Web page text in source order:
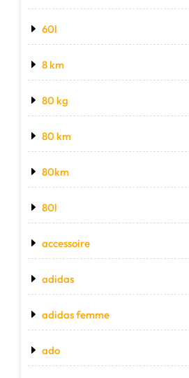
60l
8 km
80 kg
80 km
80km
80l
accessoire
adidas
adidas femme
ado